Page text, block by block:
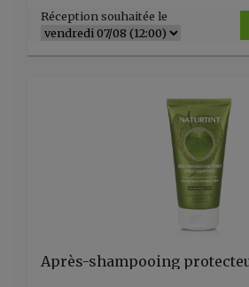
Réception souhaitée le